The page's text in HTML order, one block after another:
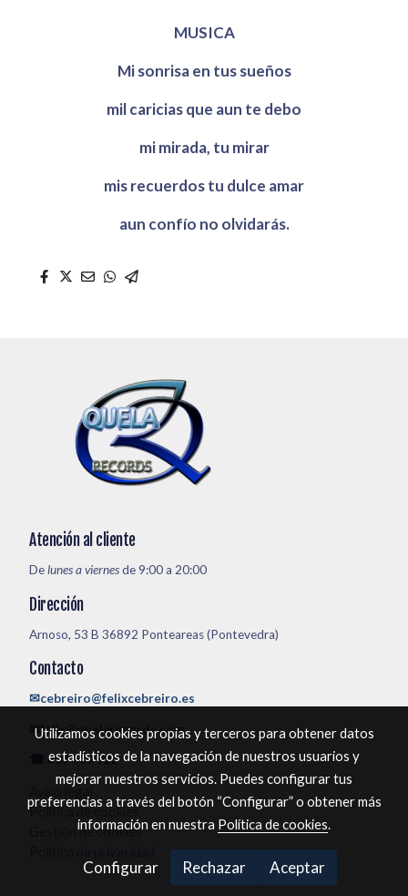
MUSICA
Mi sonrisa en tus sueños
mil caricias que aun te debo
mi mirada, tu mirar
mis recuerdos tu dulce amar
aun confío no olvidarás.
Atención al cliente
Delunes a viernesde 9:00 a 20:00
Dirección
Arnoso, 53 B 36892 Ponteareas (Pontevedra)
Contacto
✉cebreiro@felixcebreiro.es
✉felix@quelarecords.com
☎ 609 609 922
Aviso legal
Política de cookies
Gestión de cookies
Política de privacidad
Utilizamos cookies propias y terceros para obtener datos
estadísticos de la navegación de nuestros usuarios y
mejorar nuestros servicios. Puedes configurar tus
preferencias a través del botón “Configurar” o obtener más
información en nuestra Política de cookies.
Configurar Rechazar Aceptar